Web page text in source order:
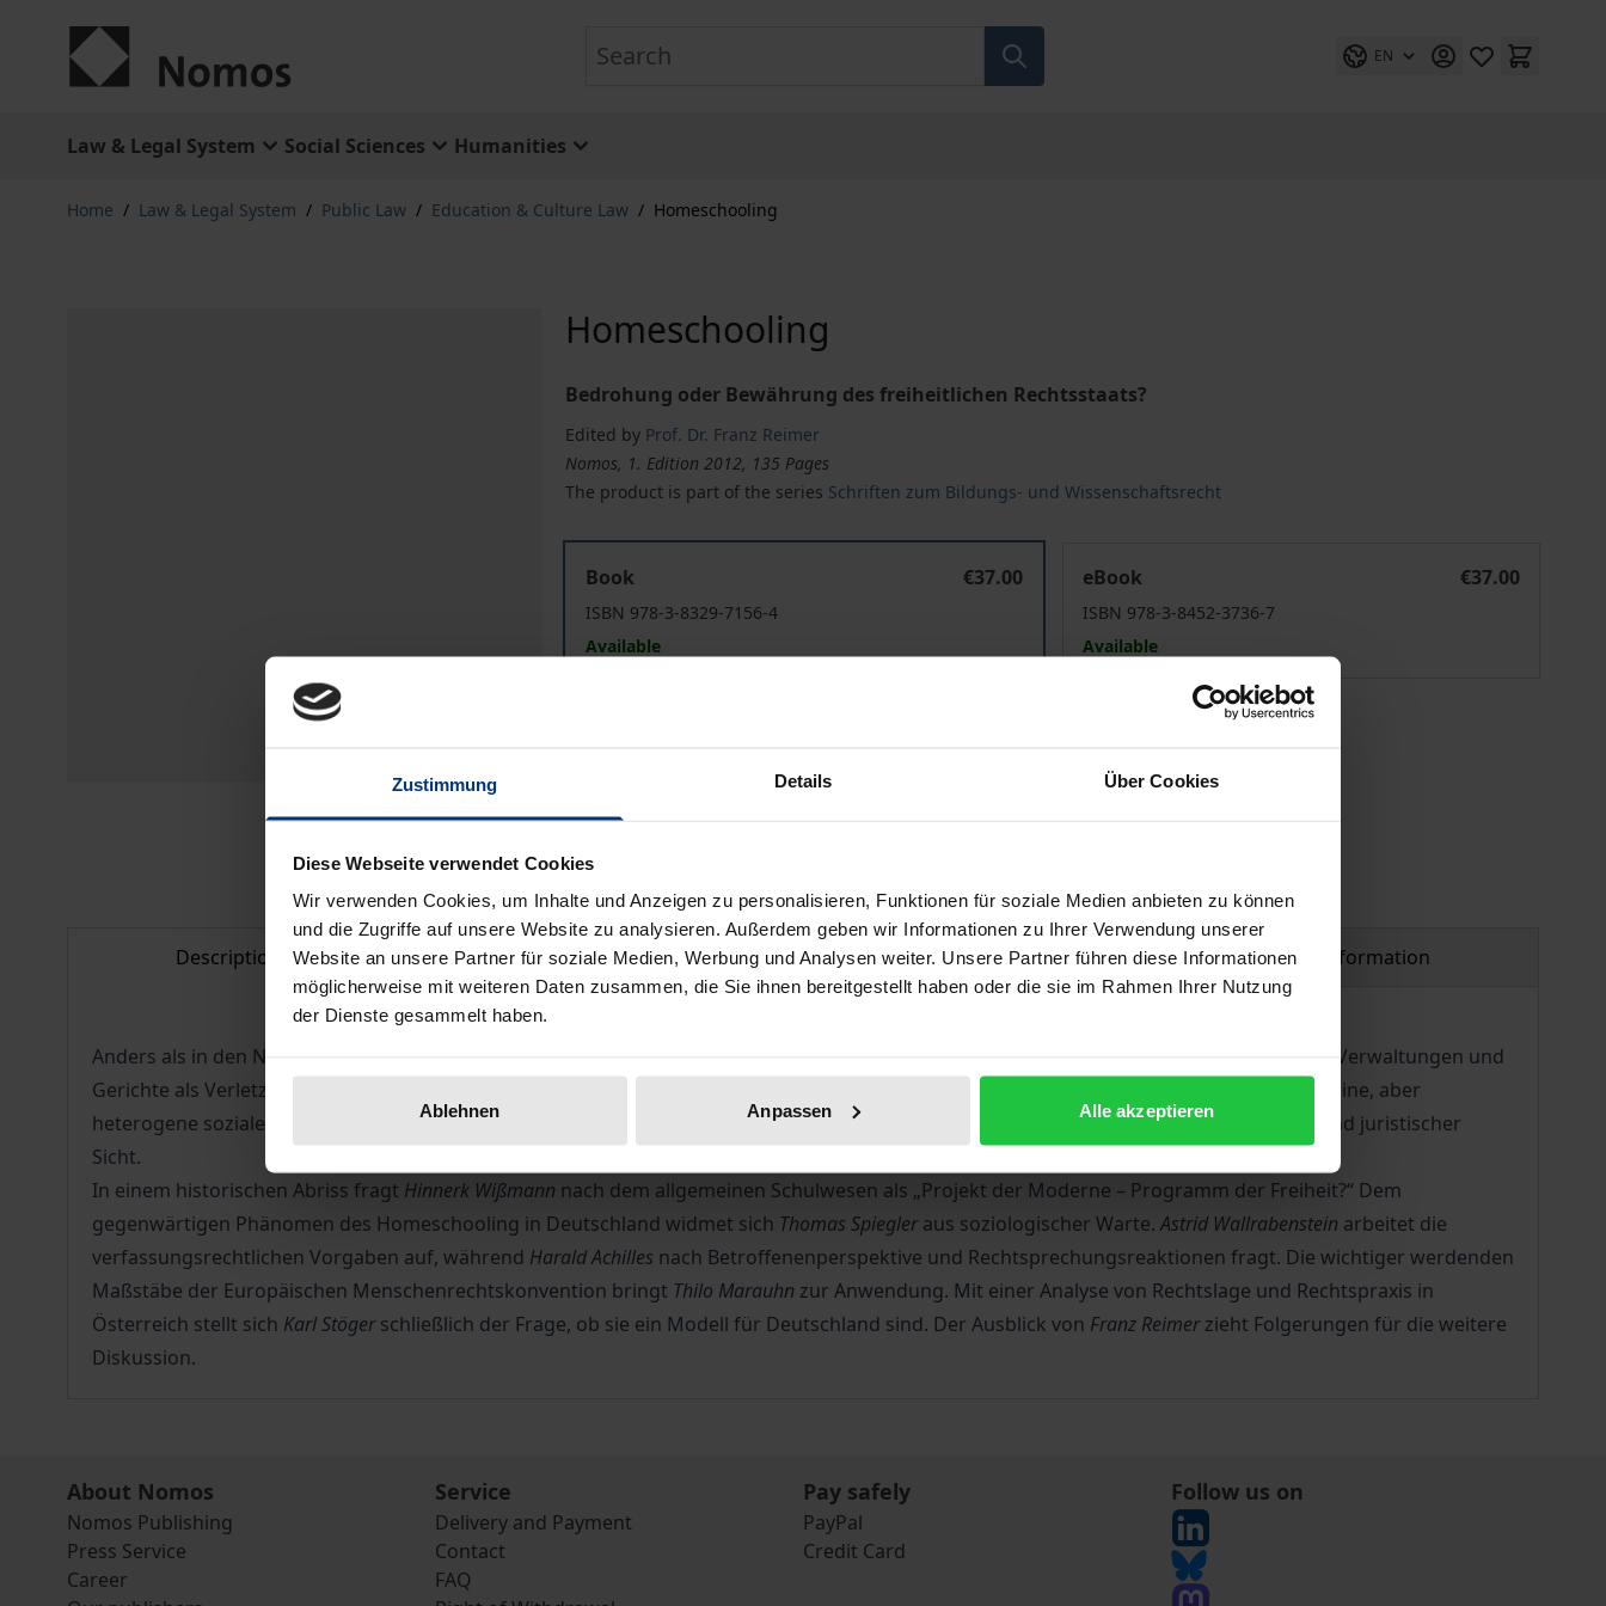
Zustimmung Details Über Cookies
Diese Webseite verwendet Cookies
Wir verwenden Cookies, um Inhalte und Anzeigen zu personalisieren, Funktionen für soziale Medien anbieten zu können
und die Zugriffe auf unsere Website zu analysieren. Außerdem geben wir Informationen zu Ihrer Verwendung unserer
Website an unsere Partner für soziale Medien, Werbung und Analysen weiter. Unsere Partner führen diese Informationen
möglicherweise mit weiteren Daten zusammen, die Sie ihnen bereitgestellt haben oder die sie im Rahmen Ihrer Nutzung
der Dienste gesammelt haben.
Ablehnen Anpassen Alle akzeptieren
EN
Law & Legal System Social Sciences Humanities
Home / Law & Legal System / Public Law / Education & Culture Law / Homeschooling
Homeschooling
Bedrohung oder Bewährung des freiheitlichen Rechtsstaats?
Edited by Prof. Dr. Franz Reimer
Nomos, 1. Edition 2012, 135 Pages
The product is part of the series Schriften zum Bildungs- und Wissenschaftsrecht
Book
€37.00
ISBN 978-3-8329-7156-4
Available
eBook
€37.00
ISBN 978-3-8452-3736-7
Available
Add to Wish List
Description Bibliographical data Reviews Product safety information
Anders als in den Nachbarstaaten gilt Homeschooling in Deutschland in der öffentlichen Diskussion meist als Kuriosum, in der Praxis der Verwaltungen und
Gerichte als Verletzung der allgemeinen Schulpflicht. Der Band, der die Ergebnisse eines Gießener Kolloquiums bündelt, betrachtet die kleine, aber
heterogene soziale Bewegung des Homeschooling in Deutschland angesichts der nicht verstummenden Diskussion aus soziologischer und juristischer
Sicht.
In einem historischen Abriss fragt Hinnerk Wißmann nach dem allgemeinen Schulwesen als „Projekt der Moderne – Programm der Freiheit?“ Dem
gegenwärtigen Phänomen des Homeschooling in Deutschland widmet sich Thomas Spiegleraus soziologischer Warte.Astrid Wallrabenstein arbeitet die
verfassungsrechtlichen Vorgaben auf, während Harald Achilles nach Betroffenenperspektive und Rechtsprechungsreaktionen fragt. Die wichtiger werdenden
Maßstäbe der Europäischen Menschenrechtskonvention bringt Thilo Marauhn zur Anwendung. Mit einer Analyse von Rechtslage und Rechtspraxis in
Österreich stellt sich Karl Stögerschließlich der Frage, ob sie ein Modell für Deutschland sind. Der Ausblick von Franz Reimerzieht Folgerungen für die weitere
Diskussion.
About Nomos
Nomos Publishing
Press Service
Career
Service
Delivery and Payment
Contact
FAQ
Pay safely
PayPal
Credit Card
Follow us on